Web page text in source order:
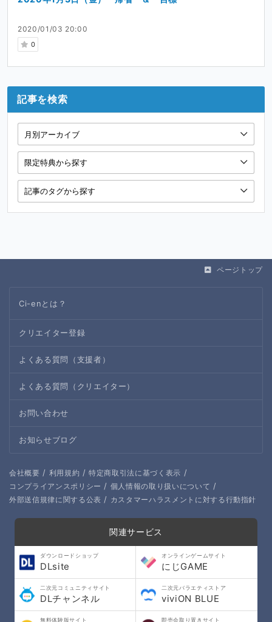
2020/01/03 20:00
0
記事を検索
ページトップ
Ci-enとは？
クリエイター登録
よくある質問（支援者）
よくある質問（クリエイター）
お問い合わせ
お知らせブログ
会社概要 / 利用規約 / 特定商取引法に基づく表示 /
コンプライアンスポリシー / 個人情報の取り扱いについて /
外部送信規律に関する公表 / カスタマーハラスメントに対する行動指針
関連サービス
ダウンロードショップ
DLsite
オンラインゲームサイト
にじGAME
二次元コミュニティサイト
DLチャンネル
二次元バラエティストア
viviON BLUE
無料体験版サイト 即売会取り置きサイト